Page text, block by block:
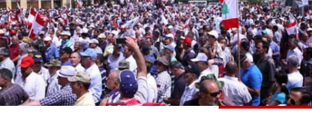
كأس العالم
البرامج
جدول البرامج
شاهد البرامج